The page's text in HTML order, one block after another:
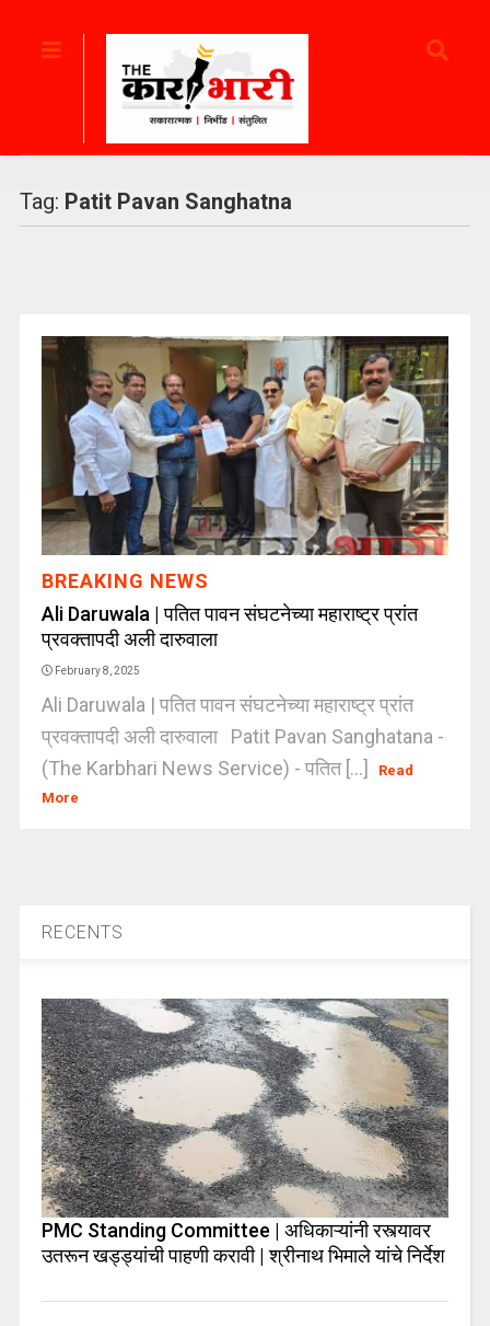
Tag: Patit Pavan Sanghatna
BREAKING NEWS
Ali Daruwala | पतित पावन संघटनेच्या महाराष्ट्र प्रांत
प्रवक्तापदी अली दारुवाला
February 8, 2025
Ali Daruwala | पतित पावन संघटनेच्या महाराष्ट्र प्रांत
प्रवक्तापदी अली दारुवाला Patit Pavan Sanghatana -
(The Karbhari News Service) - पतित [...]
Read
More
RECENTS
PMC Standing Committee | अधिकाऱ्यांनी रस्त्यावर
उतरून खड्ड्यांची पाहणी करावी | श्रीनाथ भिमाले यांचे निर्देश